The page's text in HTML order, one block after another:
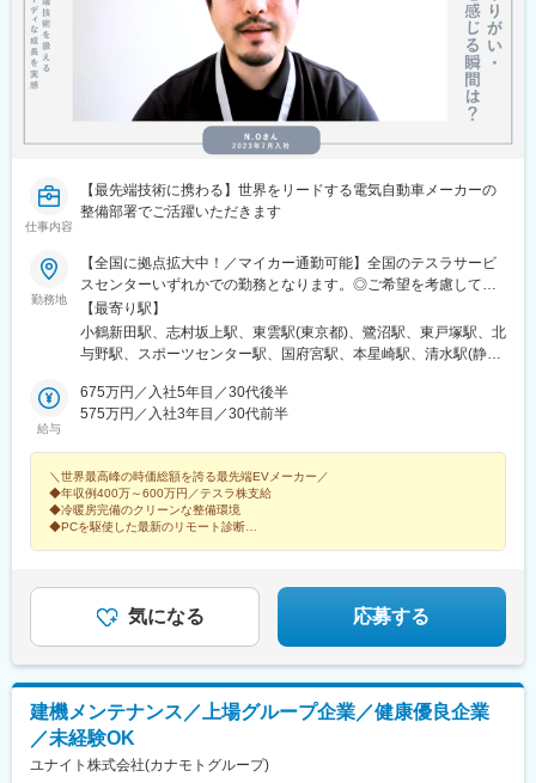
仕事内容
【最先端技術に携わる】世界をリードする電気自動車メーカーの
整備部署でご活躍いただきます
勤務地
【全国に拠点拡大中！／マイカー通勤可能】全国のテスラサービ
スセンターいずれかでの勤務となります。◎ご希望を考慮して配
属（U・Iターンも歓迎！）【北海道・東北】 北海道★宮城県（仙
台市） 【関東】東京都（板橋区／江東区） 千葉県（千葉市）神奈
川県（横浜市／川崎市） 埼玉県（さいたま市／川越市） 群馬県★
市）岐阜県★富山県★ 【近畿】 大阪府（豊中市／堺市） 兵庫県
（明石市）★京都府（京都市） 【中国】 広島県（広島市）岡山県
後オープン予定も含めた拠点です。＼クリーンで清潔感にあふれ
た職場／サービスセンター内は冷暖房完備。エンジンオイルの交
換作業がないため、工場内は驚くほどクリーンで静かです。白い
壁に囲まれた、まるでラボ（研究所）のようなスタイリッシュな
現することが可能です。
【最寄り駅】
小鶴新田駅、志村坂上駅、東雲駅(東京都)、鷺沼駅、東戸塚駅、北
与野駅、スポーツセンター駅、国府宮駅、本星崎駅、清水駅(静岡
駅、雁ノ巣駅、志村三丁目駅、辰巳駅、中百舌鳥駅、西広島駅、
福島町駅
給与
675万円／入社5年目／30代後半
575万円／入社3年目／30代前半
＼世界最高峰の時価総額を誇る最先端EVメーカー／
◆年収例400万～600万円／テスラ株支給
◆冷暖房完備のクリーンな整備環境
◆PCを駆使した最新のリモート診断
気になる 応募する
建機メンテナンス／上場グループ企業／健康優良企業
／未経験OK
ユナイト株式会社(カナモトグループ)